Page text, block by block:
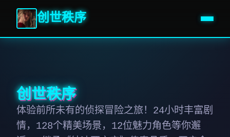
创世秩序
创世秩序
体验前所未有的侦探冒险之旅！24小时丰富剧
情，128个精美场景，12位魅力角色等你邂